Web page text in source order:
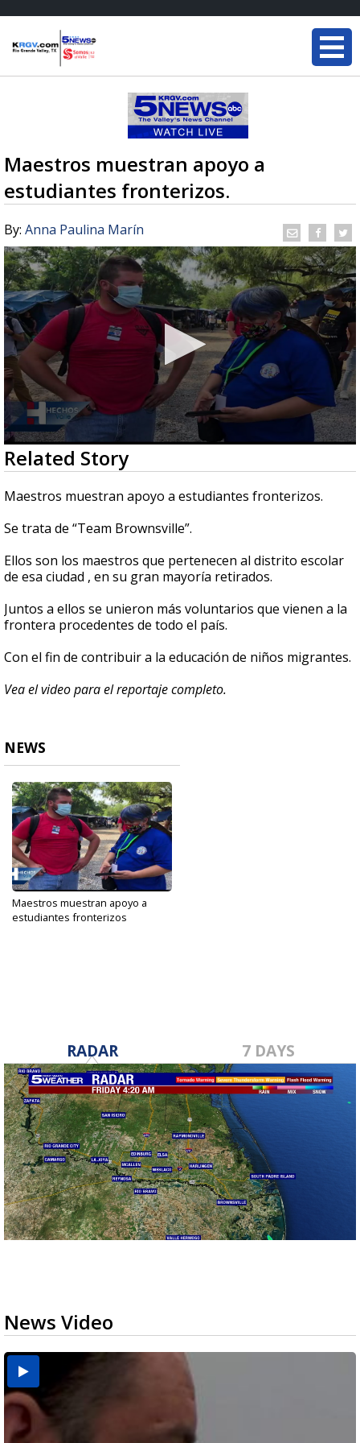
Maestros muestran apoyo a
estudiantes fronterizos.
By: Anna Paulina Marín
0
seconds
of
1
minute,
seconds
Related Story
Maestros muestran apoyo a estudiantes fronterizos.
Se trata de “Team Brownsville”.
Ellos son los maestros que pertenecen al distrito escolar
de esa ciudad , en su gran mayoría retirados.
Juntos a ellos se unieron más voluntarios que vienen a la
frontera procedentes de todo el país.
Con el fin de contribuir a la educación de niños migrantes.
Vea el video para el reportaje completo.
NEWS
Maestros muestran apoyo a
estudiantes fronterizos
RADAR 7 DAYS
News Video